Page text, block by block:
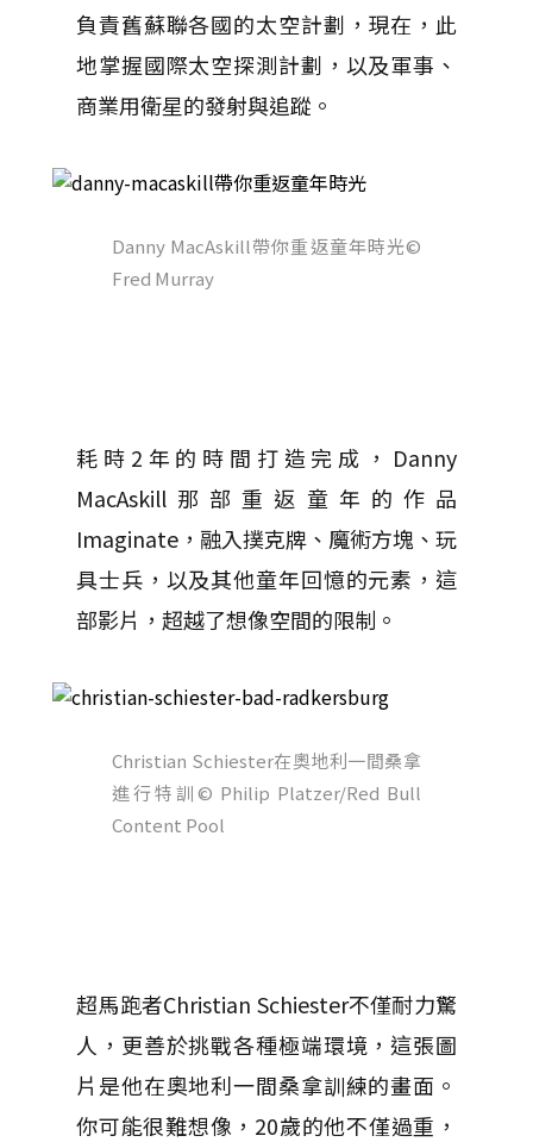
負責舊蘇聯各國的太空計劃，現在，此
地掌握國際太空探測計劃，以及軍事、
商業用衛星的發射與追蹤。
Danny MacAskill帶你重返童年時光©
Fred Murray
耗時2年的時間打造完成，Danny
MacAskill那部重返童年的作品
Imaginate，融入撲克牌、魔術方塊、玩
具士兵，以及其他童年回憶的元素，這
部影片，超越了想像空間的限制。
Christian Schiester在奧地利一間桑拿
進行特訓© Philip Platzer/Red Bull
Content Pool
超馬跑者Christian Schiester不僅耐力驚
人，更善於挑戰各種極端環境，這張圖
片是他在奧地利一間桑拿訓練的畫面。
你可能很難想像，20歲的他不僅過重，